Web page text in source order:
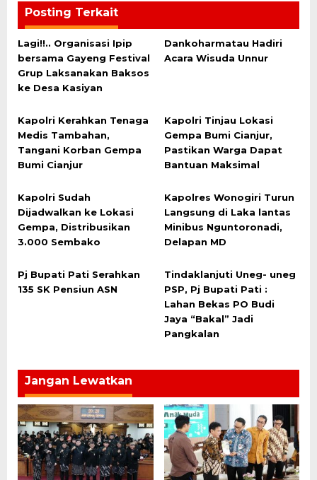
Posting Terkait
Lagi!!.. Organisasi Ipip
bersama Gayeng Festival
Grup Laksanakan Baksos
ke Desa Kasiyan
Dankoharmatau Hadiri
Acara Wisuda Unnur
Kapolri Kerahkan Tenaga
Medis Tambahan,
Tangani Korban Gempa
Bumi Cianjur
Kapolri Tinjau Lokasi
Gempa Bumi Cianjur,
Pastikan Warga Dapat
Bantuan Maksimal
Kapolri Sudah
Dijadwalkan ke Lokasi
Gempa, Distribusikan
3.000 Sembako
Kapolres Wonogiri Turun
Langsung di Laka lantas
Minibus Nguntoronadi,
Delapan MD
Pj Bupati Pati Serahkan
135 SK Pensiun ASN
Tindaklanjuti Uneg- uneg
PSP, Pj Bupati Pati :
Lahan Bekas PO Budi
Jaya “Bakal” Jadi
Pangkalan
Jangan Lewatkan